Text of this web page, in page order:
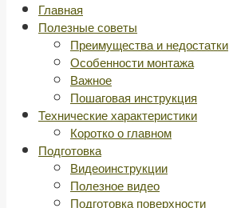
Главная
Полезные советы
Преимущества и недостатки
Особенности монтажа
Важное
Пошаговая инструкция
Технические характеристики
Коротко о главном
Подготовка
Видеоинструкции
Полезное видео
Подготовка поверхности